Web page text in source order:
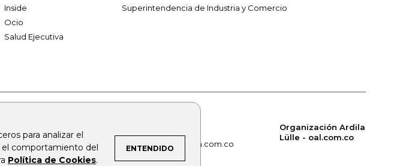
para analizar el
el comportamiento del
Política de Cookies.
ENTENDIDO
Inside
Ocio
Salud Ejecutiva
Superintendencia de Industria y Comercio
bolsaencolombia.com
noticiasrcn.com lafm.com.co
alerta.com.co
Organización Ardila
Lülle - oal.com.co